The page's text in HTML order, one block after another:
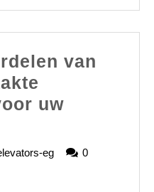
van
uw
eg
eueccelevators-
0